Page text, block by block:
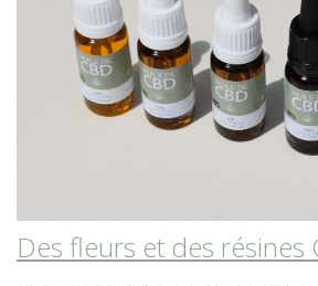
Des fleurs et des résines